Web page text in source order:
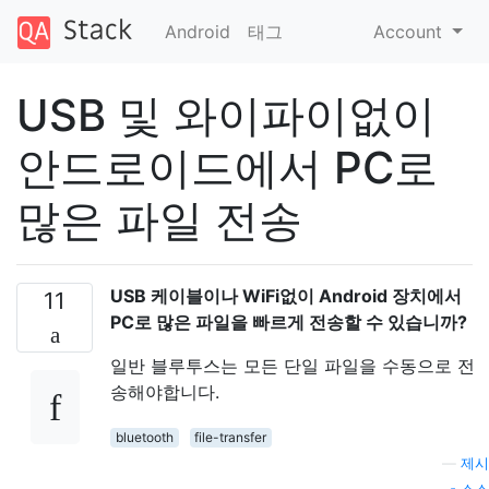
Android 태그 Account
USB 및 와이파이없이
안드로이드에서 PC로
많은 파일 전송
11
USB 케이블이나 WiFi없이 Android 장치에서
PC로 많은 파일을 빠르게 전송할 수 있습니까?
일반 블루투스는 모든 단일 파일을 수동으로 전
송해야합니다.
bluetooth
file-transfer
제시